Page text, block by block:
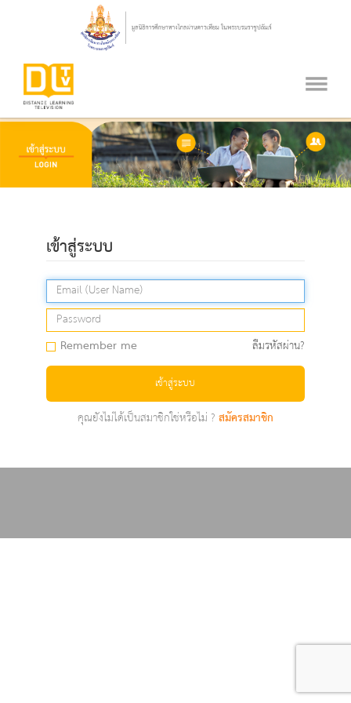
เข้าสู่ระบบ
Remember me ลืมรหัสผ่าน?
เข้าสู่ระบบ
คุณยังไม่ได้เป็นสมาชิกใช่หรือไม่ ?สมัครสมาชิก